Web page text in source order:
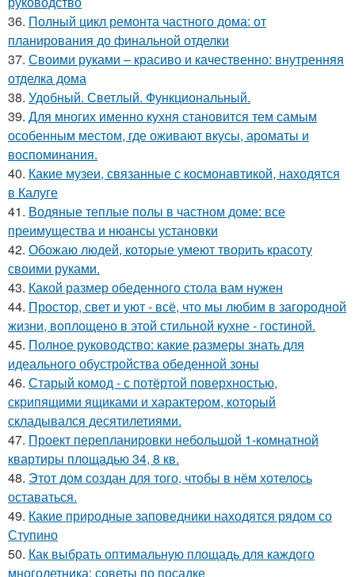
36. Полный цикл ремонта частного дома: от
планирования до финальной отделки
37. Своими руками – красиво и качественно: внутренняя
отделка дома
38. Удобный. Светлый. Функциональный.
39. Для многих именно кухня становится тем самым
особенным местом, где оживают вкусы, ароматы и
воспоминания.
40. Какие музеи, связанные с космонавтикой, находятся
в Калуге
41. Водяные теплые полы в частном доме: все
преимущества и нюансы установки
42. Обожаю людей, которые умеют творить красоту
своими руками.
43. Какой размер обеденного стола вам нужен
44. Простор, свет и уют - всё, что мы любим в загородной
жизни, воплощено в этой стильной кухне - гостиной.
45. Полное руководство: какие размеры знать для
идеального обустройства обеденной зоны
46. Старый комод - с потёртой поверхностью,
скрипящими ящиками и характером, который
складывался десятилетиями.
47. Проект перепланировки небольшой 1-комнатной
квартиры площадью 34, 8 кв.
48. Этот дом создан для того, чтобы в нём хотелось
оставаться.
49. Какие природные заповедники находятся рядом со
Ступино
50. Как выбрать оптимальную площадь для каждого
многолетника: советы по посадке